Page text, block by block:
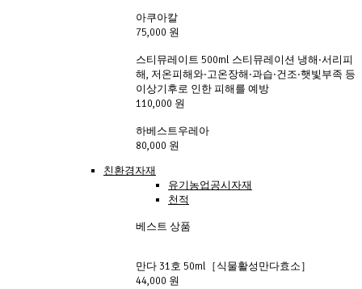
아쿠아칼
75,000 원
스티뮤레이트 500ml 스티뮤레이션 냉해·서리피
해, 저온피해와·고온장해·과습·건조·햇빛부족 등
이상기후로 인한 피해를 예방
110,000 원
하베스트우레아
80,000 원
친환경자재
유기농업공시자재
천적
베스트 상품
만다 31호 50ml［식물활성만다효소］
44,000 원